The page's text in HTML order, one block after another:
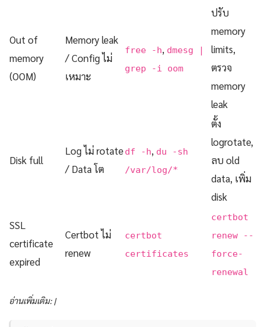
Out of
memory
(OOM)
Memory leak
/ Config ไม่
เหมาะ
free -h, dmesg |
grep -i oom
ปรับ
memory
limits,
ตรวจ
memory
leak
Disk full
Log ไม่ rotate
/ Data โต
df -h, du -sh
/var/log/*
ตั้ง
logrotate,
ลบ old
data, เพิ่ม
disk
SSL
certificate
expired
Certbot ไม่
renew
certbot
certificates
certbot
renew --
force-
renewal
อ่านเพิ่มเติม: |